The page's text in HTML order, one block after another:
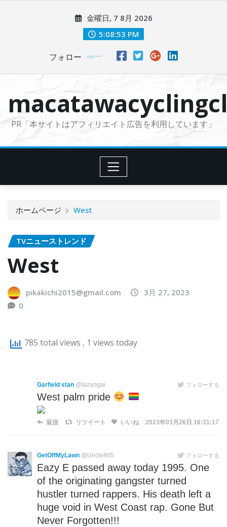
に
金曜日, 7 8月 2026
5:08:55 PM
フォロー
PR「本サイトはアフィリエイト広告を利用しています」
ホームページ West
TVニューストレンド
West
pikakichi2015@gmail.com
3月 27, 2023
0
785 total views , 1 views today
Garfield stan @lazangai フォローする
West palm pride
返信 リツイート いいね 2023年03月26日 16:31:17
GetOffMyLawn @Uncle805 フォローする
Eazy E passed away today 1995. One
of the originating gangster turned
hustler turned rappers. His death left a
huge void in West Coast rap. Gone But
Never Forgotten!!!